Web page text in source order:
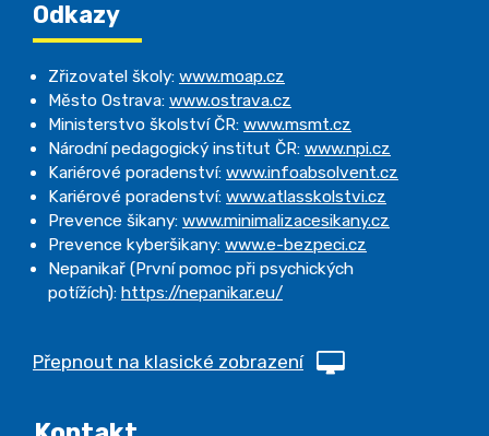
Odkazy
Zřizovatel školy: www.moap.cz
Město Ostrava: www.ostrava.cz
Ministerstvo školství ČR: www.msmt.cz
Národní pedagogický institut ČR: www.npi.cz
Kariérové poradenství: www.infoabsolvent.cz
Kariérové poradenství: www.atlasskolstvi.cz
Prevence šikany: www.minimalizacesikany.cz
Prevence kyberšikany: www.e-bezpeci.cz
Nepanikař (První pomoc při psychických
potížích): https://nepanikar.eu/
Přepnout na klasické zobrazení